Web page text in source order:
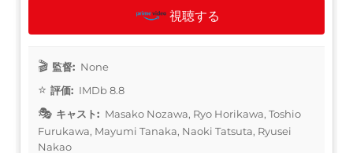
視聴する
監督: None
評価: IMDb 8.8
キャスト: Masako Nozawa, Ryo Horikawa, Toshio
Furukawa, Mayumi Tanaka, Naoki Tatsuta, Ryusei
Nakao